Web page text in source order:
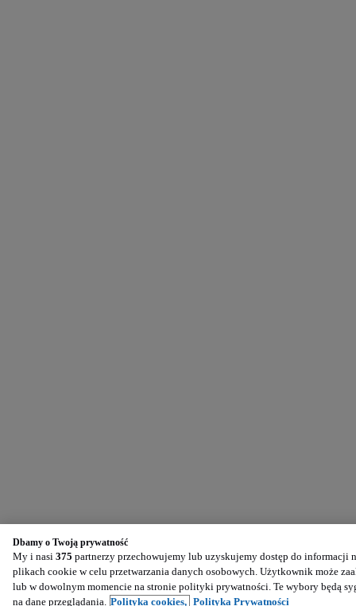
Dbamy o Twoją prywatność
My i nasi 375 partnerzy przechowujemy lub uzyskujemy dostęp do
plikach cookie w celu przetwarzania danych osobowych. Użytkownik może
lub w dowolnym momencie na stronie polityki prywatności. Te wybory będą
na dane przeglądania. Polityka cookies, Polityka Prywatności